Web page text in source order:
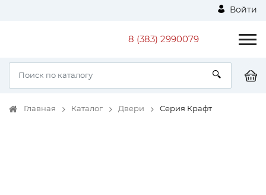
Войти
8 (383) 2990079
Главная Каталог Двери Серия Крафт